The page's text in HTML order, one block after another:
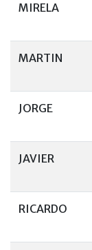
MIRELA
MARTIN
JORGE
JAVIER
RICARDO